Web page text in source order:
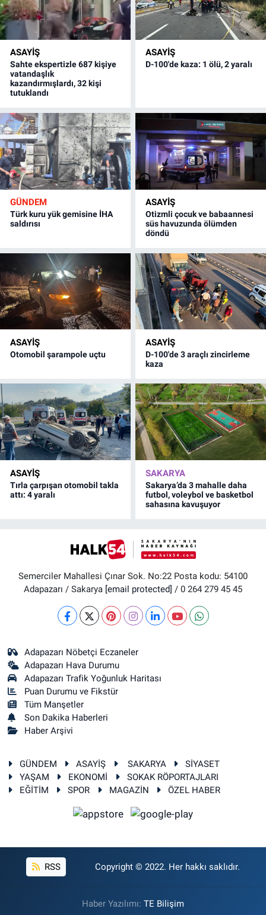
ASAYİŞ
Sahte ekspertizle 687 kişiye
vatandaşlık
kazandırmışlardı, 32 kişi
tutuklandı
ASAYİŞ
D-100'de kaza: 1 ölü, 2 yaralı
GÜNDEM
Türk kuru yük gemisine İHA
saldırısı
ASAYİŞ
Otizmli çocuk ve babaannesi
süs havuzunda ölümden
döndü
ASAYİŞ
Otomobil şarampole uçtu
ASAYİŞ
D-100'de 3 araçlı zincirleme
kaza
ASAYİŞ
Tırla çarpışan otomobil takla
attı: 4 yaralı
SAKARYA
Sakarya’da 3 mahalle daha
futbol, voleybol ve basketbol
sahasına kavuşuyor
Semerciler Mahallesi Çınar Sok. No:22 Posta kodu: 54100
Adapazarı / Sakarya [email protected] / 0 264 279 45 45
Adapazarı Nöbetçi Eczaneler
Adapazarı Hava Durumu
Adapazarı Trafik Yoğunluk Haritası
Puan Durumu ve Fikstür
Tüm Manşetler
Son Dakika Haberleri
Haber Arşivi
GÜNDEM ASAYİŞ SAKARYA
SİYASET
YAŞAM
EKONOMİ
SOKAK RÖPORTAJLARI
EĞİTİM
SPOR MAGAZİN ÖZEL HABER
RSS Copyright © 2022. Her hakkı saklıdır.
Haber Yazılımı: TE Bilişim